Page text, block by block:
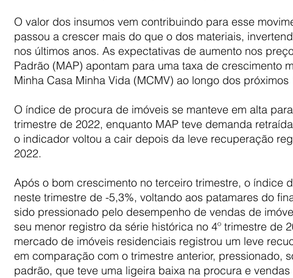
O valor dos insumos vem contribuindo para esse
passou a crescer mais do que o dos materiais,
nos últimos anos. As expectativas de aumento nos
Padrão (MAP) apontam para uma taxa de crescimento
Minha Casa Minha Vida (MCMV) ao longo dos próximos
O índice de procura de imóveis se manteve em alta
trimestre de 2022, enquanto MAP teve demanda
o indicador voltou a cair depois da leve recuperação
2022.
Após o bom crescimento no terceiro trimestre, o índice
neste trimestre de -5,3%, voltando aos patamares do
sido pressionado pelo desempenho de vendas de
seu menor registro da série histórica no 4º trimestre de
mercado de imóveis residenciais registrou um leve
em comparação com o trimestre anterior, pressionado,
padrão, que teve uma ligeira baixa na procura e vendas